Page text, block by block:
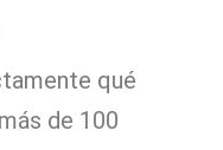
qué
de 100